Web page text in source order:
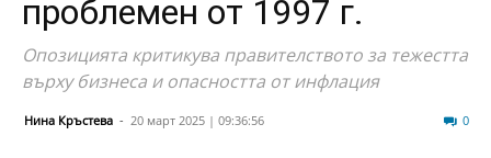
проблемен от 1997 г.
Опозицията критикува правителството за тежестта
върху бизнеса и опасността от инфлация
Нина Кръстева - 20 март 2025 | 09:36:56 0